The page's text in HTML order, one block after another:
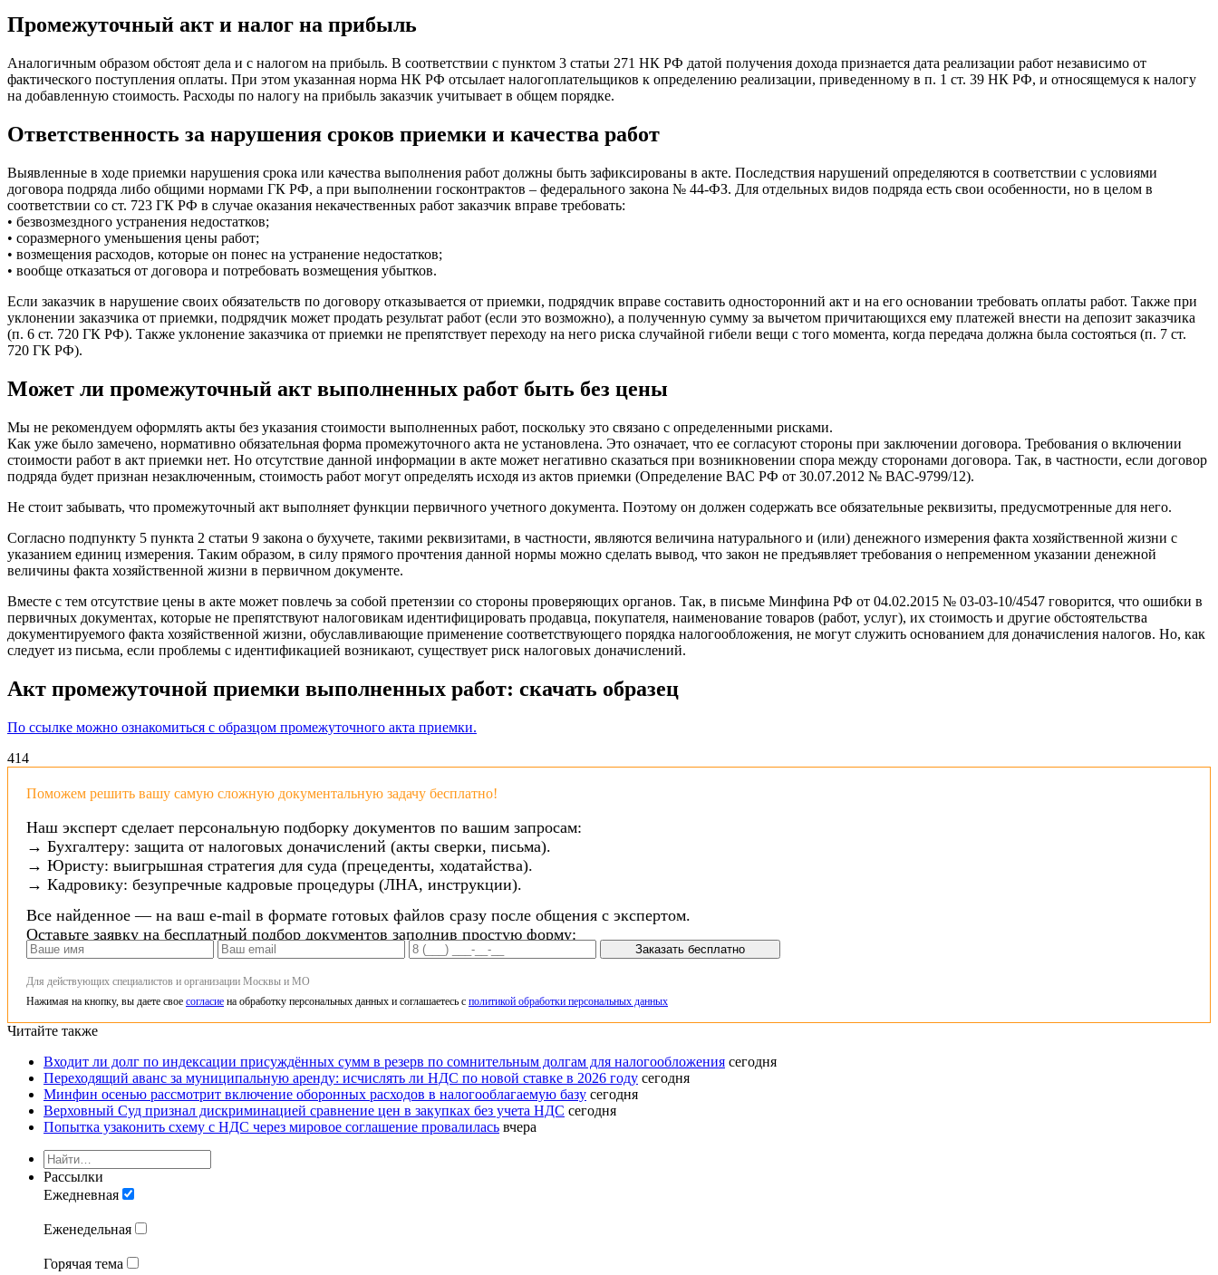
Промежуточный акт и налог на прибыль
Аналогичным образом обстоят дела и с налогом на прибыль. В соответствии с пунктом 3 статьи 271 НК РФ датой получения дохода признается дата реализации работ независимо от
фактического поступления оплаты. При этом указанная норма НК РФ отсылает налогоплательщиков к определению реализации, приведенному в п. 1 ст. 39 НК РФ, и относящемуся к налогу
на добавленную стоимость. Расходы по налогу на прибыль заказчик учитывает в общем порядке.
Ответственность за нарушения сроков приемки и качества работ
Выявленные в ходе приемки нарушения срока или качества выполнения работ должны быть зафиксированы в акте. Последствия нарушений определяются в соответствии с условиями
договора подряда либо общими нормами ГК РФ, а при выполнении госконтрактов – федерального закона № 44-ФЗ. Для отдельных видов подряда есть свои особенности, но в целом в
соответствии со ст. 723 ГК РФ в случае оказания некачественных работ заказчик вправе требовать:
• безвозмездного устранения недостатков;
• соразмерного уменьшения цены работ;
• возмещения расходов, которые он понес на устранение недостатков;
• вообще отказаться от договора и потребовать возмещения убытков.
Если заказчик в нарушение своих обязательств по договору отказывается от приемки, подрядчик вправе составить односторонний акт и на его основании требовать оплаты работ. Также при
уклонении заказчика от приемки, подрядчик может продать результат работ (если это возможно), а полученную сумму за вычетом причитающихся ему платежей внести на депозит заказчика
(п. 6 ст. 720 ГК РФ). Также уклонение заказчика от приемки не препятствует переходу на него риска случайной гибели вещи с того момента, когда передача должна была состояться (п. 7 ст.
720 ГК РФ).
Может ли промежуточный акт выполненных работ быть без цены
Мы не рекомендуем оформлять акты без указания стоимости выполненных работ, поскольку это связано с определенными рисками.
Как уже было замечено, нормативно обязательная форма промежуточного акта не установлена. Это означает, что ее согласуют стороны при заключении договора. Требования о включении
стоимости работ в акт приемки нет. Но отсутствие данной информации в акте может негативно сказаться при возникновении спора между сторонами договора. Так, в частности, если договор
подряда будет признан незаключенным, стоимость работ могут определять исходя из актов приемки (Определение ВАС РФ от 30.07.2012 № ВАС-9799/12).
Не стоит забывать, что промежуточный акт выполняет функции первичного учетного документа. Поэтому он должен содержать все обязательные реквизиты, предусмотренные для него.
Согласно подпункту 5 пункта 2 статьи 9 закона о бухучете, такими реквизитами, в частности, являются величина натурального и (или) денежного измерения факта хозяйственной жизни с
указанием единиц измерения. Таким образом, в силу прямого прочтения данной нормы можно сделать вывод, что закон не предъявляет требования о непременном указании денежной
величины факта хозяйственной жизни в первичном документе.
Вместе с тем отсутствие цены в акте может повлечь за собой претензии со стороны проверяющих органов. Так, в письме Минфина РФ от 04.02.2015 № 03-03-10/4547 говорится, что ошибки в
первичных документах, которые не препятствуют налоговикам идентифицировать продавца, покупателя, наименование товаров (работ, услуг), их стоимость и другие обстоятельства
документируемого факта хозяйственной жизни, обуславливающие применение соответствующего порядка налогообложения, не могут служить основанием для доначисления налогов. Но, как
следует из письма, если проблемы с идентификацией возникают, существует риск налоговых доначислений.
Акт промежуточной приемки выполненных работ: скачать образец
По ссылке можно ознакомиться с образцом промежуточного акта приемки.
414
Поможем решить вашу самую сложную документальную задачу бесплатно!
Наш эксперт сделает персональную подборку документов по вашим запросам:
→ Бухгалтеру: защита от налоговых доначислений (акты сверки, письма).
→ Юристу: выигрышная стратегия для суда (прецеденты, ходатайства).
→ Кадровику: безупречные кадровые процедуры (ЛНА, инструкции).
Все найденное — на ваш e-mail в формате готовых файлов сразу после общения с экспертом.
Оставьте заявку на бесплатный подбор документов заполнив простую форму:
Заказать бесплатно
Для действующих специалистов и организации Москвы и МО
Нажимая на кнопку, вы даете свое согласие на обработку персональных данных и соглашаетесь с политикой обработки персональных данных
Читайте также
Входит ли долг по индексации присуждённых сумм в резерв по сомнительным долгам для налогообложения сегодня
Переходящий аванс за муниципальную аренду: исчислять ли НДС по новой ставке в 2026 году сегодня
Минфин осенью рассмотрит включение оборонных расходов в налогооблагаемую базу сегодня
Верховный Суд признал дискриминацией сравнение цен в закупках без учета НДС сегодня
Попытка узаконить схему с НДС через мировое соглашение провалилась вчера
Рассылки
Ежедневная
Еженедельная
Горячая тема